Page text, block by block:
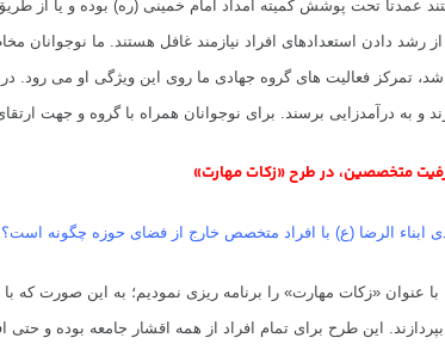
عمدتاً تحت پوشش کمیته امداد امام خمینی (ره) بوده و یا از
رشد دادن استعدادهای افراد نیازمند غافل هستند. ما نوجوانان
تمرکز فعالیت های گروه جهادی ما روی این ویژگی او می رود.
و به درآمدزایی برسند. برای نوجوانان همراه با گروه و جهت ارتقای سطح تهذیب آن
متخصصین، در طرح «زکات مهارت»
ابناء الرضا (ع) با افراد متخصص خارج از فضای حوزه چگونه است؟
با عنوان «زکات مهارت» را برنامه ریزی نمودیم؛ به این صورت
این طرح برای تمام افراد از همه اقشار جامعه بوده و حتی